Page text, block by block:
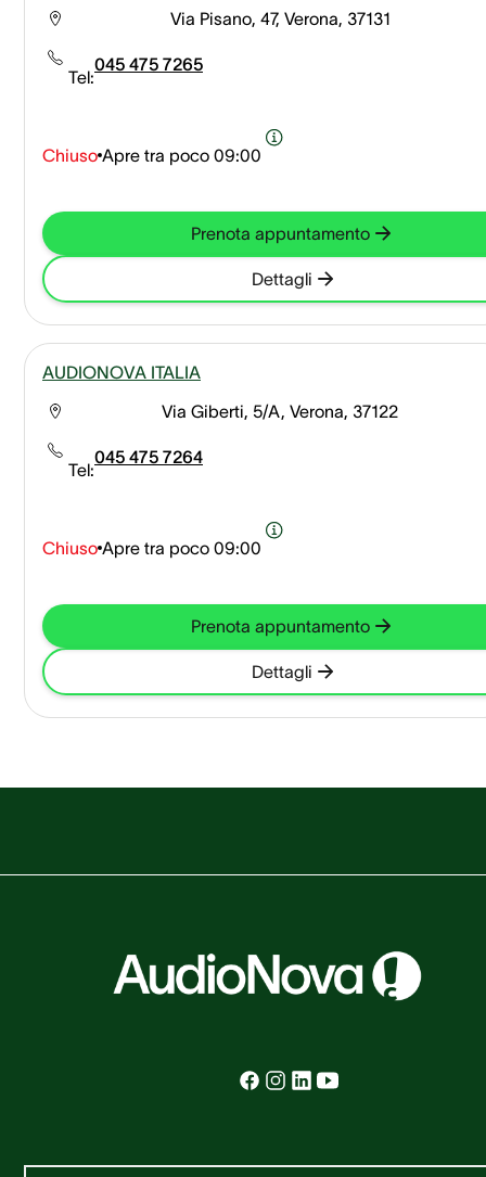
Via Pisano, 47, Verona, 37131
Tel:
045 475 7265
Chiuso Apre tra poco 09:00
Prenota appuntamento
Dettagli
AUDIONOVA ITALIA
Via Giberti, 5/A, Verona, 37122
Tel:
045 475 7264
Chiuso Apre tra poco 09:00
Prenota appuntamento
Dettagli